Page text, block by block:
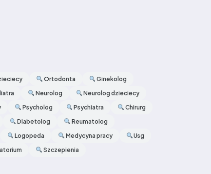
Ortodonta
Ginekolog
Neurolog
Neurolog dzieciecy
Psycholog Psychiatra
Chirurg
Diabetolog
Reumatolog
Logopeda Medycyna pracy
Usg
Szczepienia